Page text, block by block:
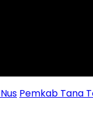
Pemkab Tana